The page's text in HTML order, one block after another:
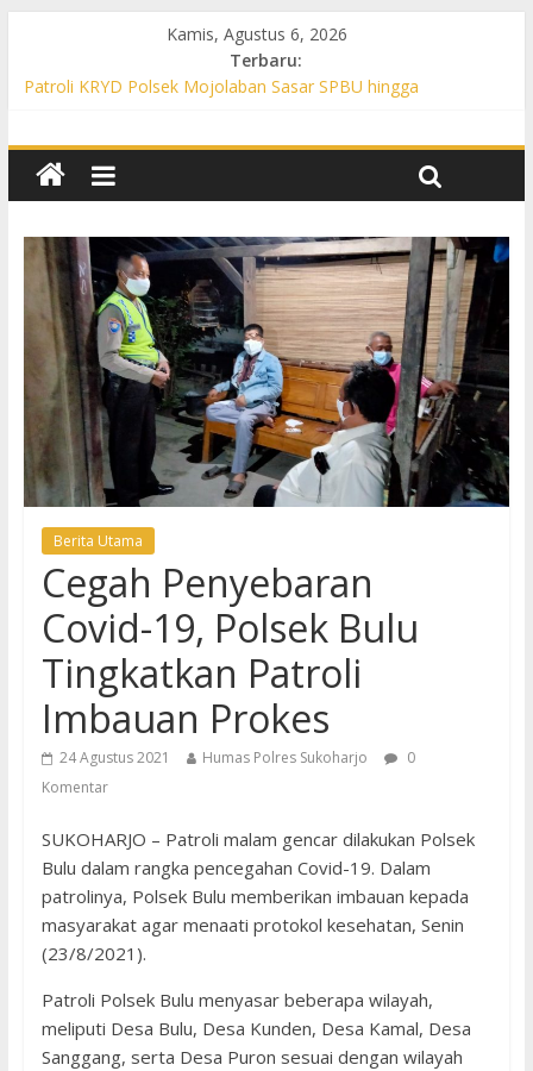
Kamis, Agustus 6, 2026
Terbaru:
Patroli KRYD Polsek Grogol Sasar Belasan Desa, Warga
Diimbau Aktif Jaga Kamtibmas
Permukiman, Antisipasi Kejahatan 3C
Patroli KRYD Polsek Baki Intensif, Cegah 3C hingga Balap Liar
Aktif Jaga Kamtibmas
Patroli KRYD Polsek Bulu Sasar Pasar hingga Permukiman,
Warga Diajak Aktif Jaga Kamtibmas
Berita Utama
Cegah Penyebaran
Covid-19, Polsek Bulu
Tingkatkan Patroli
Imbauan Prokes
24 Agustus 2021 Humas Polres Sukoharjo
0
Komentar
SUKOHARJO – Patroli malam gencar dilakukan Polsek
Bulu dalam rangka pencegahan Covid-19. Dalam
patrolinya, Polsek Bulu memberikan imbauan kepada
masyarakat agar menaati protokol kesehatan, Senin
(23/8/2021).
Patroli Polsek Bulu menyasar beberapa wilayah,
meliputi Desa Bulu, Desa Kunden, Desa Kamal, Desa
Sanggang, serta Desa Puron sesuai dengan wilayah